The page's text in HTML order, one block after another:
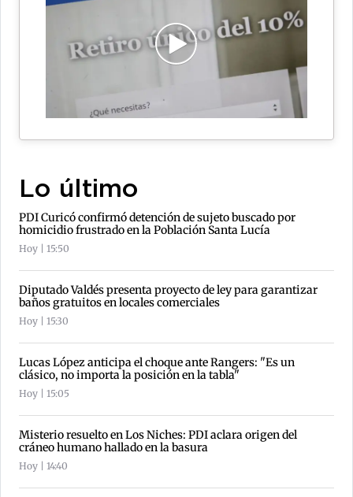
Lo último
PDI Curicó confirmó detención de sujeto buscado por
homicidio frustrado en la Población Santa Lucía
Hoy | 15:50
Diputado Valdés presenta proyecto de ley para garantizar
baños gratuitos en locales comerciales
Hoy | 15:30
Lucas López anticipa el choque ante Rangers: "Es un
clásico, no importa la posición en la tabla"
Hoy | 15:05
Misterio resuelto en Los Niches: PDI aclara origen del
cráneo humano hallado en la basura
Hoy | 14:40